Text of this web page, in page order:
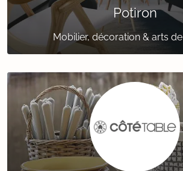
Potiron
Mobilier, décoration & arts